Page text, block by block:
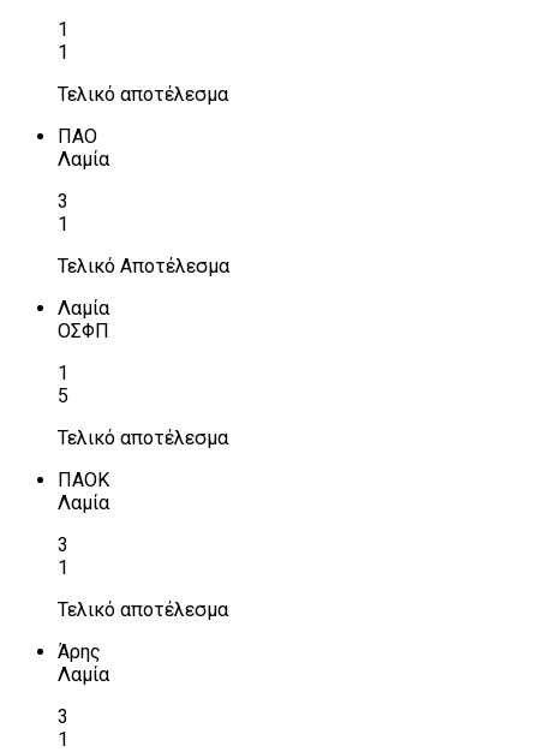
1
1
Τελικό αποτέλεσμα
ΠΑΟ
Λαμία
3
1
Τελικό Αποτέλεσμα
Λαμία
ΟΣΦΠ
1
5
Τελικό αποτέλεσμα
ΠΑΟΚ
Λαμία
3
1
Τελικό αποτέλεσμα
Άρης
Λαμία
3
1